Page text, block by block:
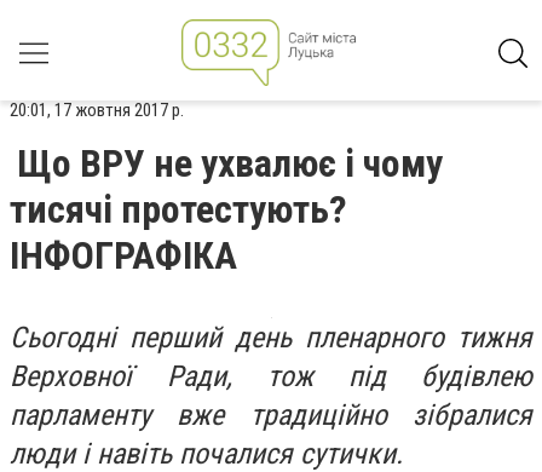
20:01, 17 жовтня 2017 р.
Що ВРУ не ухвалює і чому
тисячі протестують?
ІНФОГРАФІКА
Сьогодні перший день пленарного тижня
Верховної Ради, тож під будівлею
парламенту вже традиційно зібралися
людиі навіть почалися сутички.